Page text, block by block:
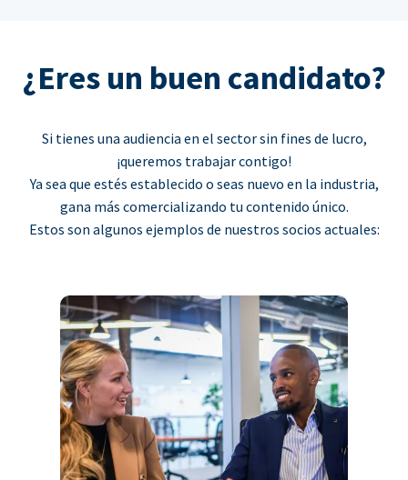
¿Eres un buen candidato?
Si tienes una audiencia en el sector sin fines de lucro,
¡queremos trabajar contigo!
Ya sea que estés establecido o seas nuevo en la industria,
gana más comercializando tu contenido único.
Estos son algunos ejemplos de nuestros socios actuales: